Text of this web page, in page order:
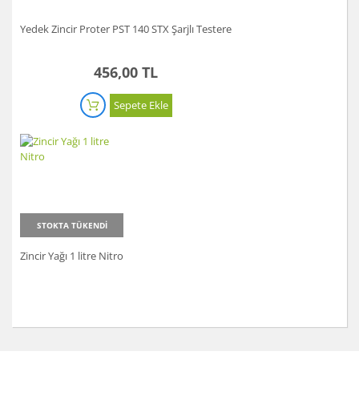
Yedek Zincir Proter PST 140 STX Şarjlı Testere
456,00 TL
Sepete Ekle
STOKTA TÜKENDİ
Zincir Yağı 1 litre Nitro